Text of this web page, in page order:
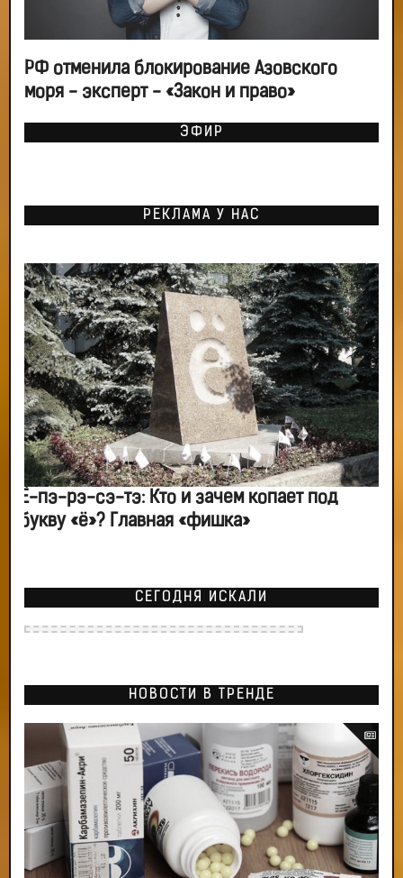
РФ отменила блокирование Азовского
моря - эксперт - «Закон и право»
ЭФИР
РЕКЛАМА У НАС
Ё-пэ-рэ-сэ-тэ: Кто и зачем копает под
букву «ё»? Главная «фишка»
СЕГОДНЯ ИСКАЛИ
НОВОСТИ В ТРЕНДЕ